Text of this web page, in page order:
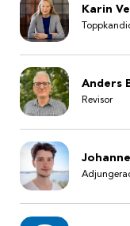
Karin
Anders
Revisor